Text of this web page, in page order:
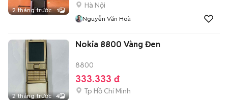
2 tháng trước 1
Hà Nội
Nguyễn Văn Hoà
2 tháng trước 4
Nokia 8800 Vàng Đen
8800
333.333 đ
Tp Hồ Chí Minh